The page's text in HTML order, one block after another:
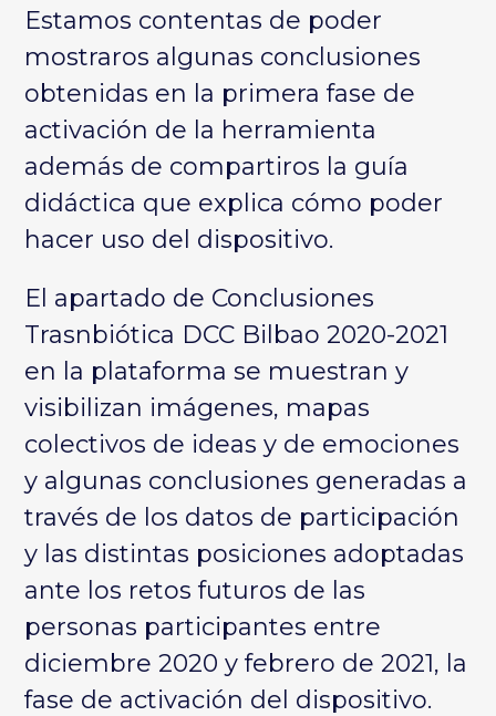
Estamos contentas de poder
mostraros algunas conclusiones
obtenidas en la primera fase de
activación de la herramienta
además de compartiros la guía
didáctica que explica cómo poder
hacer uso del dispositivo.
El apartado de Conclusiones
Trasnbiótica DCC Bilbao 2020-2021
en la plataforma se muestran y
visibilizan imágenes, mapas
colectivos de ideas y de emociones
y algunas conclusiones generadas a
través de los datos de participación
y las distintas posiciones adoptadas
ante los retos futuros de las
personas participantes entre
diciembre 2020 y febrero de 2021, la
fase de activación del dispositivo.